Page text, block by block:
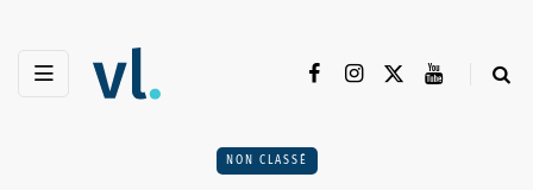
NON CLASSÉ